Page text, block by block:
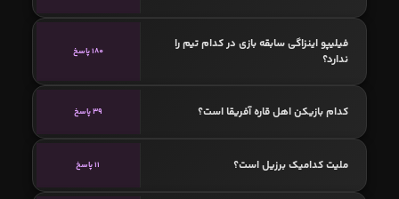
فیلیپو اینزاگی سابقه بازی در کدام تیم را
ندارد؟
180 پاسخ
کدام بازیکن اهل قاره آفریقا است؟ 39 پاسخ
ملیت کدامیک برزیل است؟ 11 پاسخ